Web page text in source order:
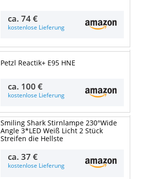
ca.74 €
kostenlose Lieferung
Petzl Reactik+ E95 HNE
ca. 100 €
kostenlose Lieferung
Smiling Shark Stirnlampe 230°Wide
Angle 3*LED Weiß Licht 2 Stück
Streifen die Hellste
ca.37 €
kostenlose Lieferung